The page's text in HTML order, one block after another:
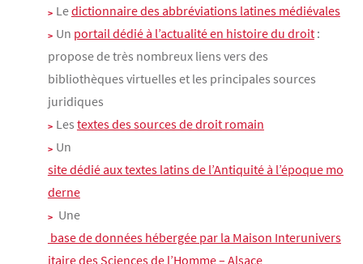
Ledictionnaire des abbréviations latines médiévales
Un portail dédié à l’actualité en histoire du droit:
propose de très nombreux liens vers des
bibliothèques virtuelles et les principales sources
juridiques
Les textes des sources de droit romain
Un
site dédié aux textes latins de l’Antiquité à l’époque mo
derne
Une
itaire des Sciences de l’Homme – Alsace